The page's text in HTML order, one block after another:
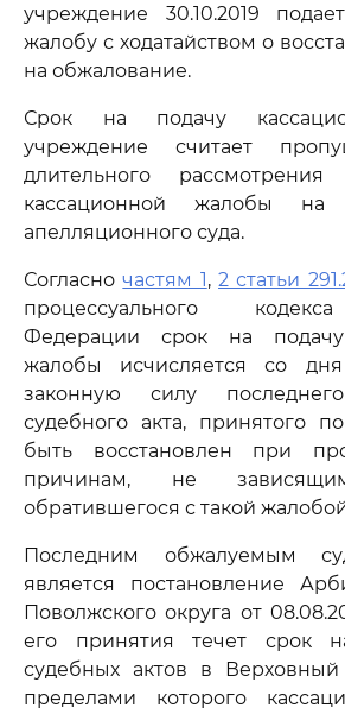
учреждение 30.10.2019
жалобу с ходатайством о
на обжалование.
Срок на подачу
учреждение считает
длительного
кассационной жалобы на
апелляционного суда.
Согласночастям 1,2 статьи
процессуального
Федерации срок на подачу
жалобы исчисляется со
законную силу
судебного акта, принятого
быть восстановлен при
причинам, не
обратившегося с такой
Последним обжалуемым
является постановление
Поволжского округа от
его принятия течет срок
судебных актов в
пределами которого